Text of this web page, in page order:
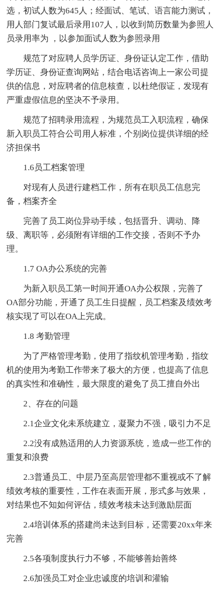
选，初试人数为645人；经面试、笔试、语言能力测试，
用人部门复试最后录用107人，以收到简历数量为参照人
员录用率为 ，以参加面试人数为参照录用
规范了对应聘人员学历证、身份证认定工作，借助
学历证、身份证查询网站，结合电话咨询上一家公司提
供的信息，对应聘者的信息核查，以杜绝假证，发现有
严重虚假信息的坚决不予录用。
规范了招聘录用流程，为规范员工入职流程，确保
新入职员工符合公司用人标准，个别岗位提供详细的经
济担保书
1.6员工档案管理
对现有人员进行建档工作，所有在职员工信息完
备，档案齐全
完善了员工岗位异动手续，包括晋升、调动、降
级、离职等，必须附有详细的工作交接，否则不予办
理。
1.7 OA办公系统的完善
为新入职员工第一时间开通OA办公权限，完善了
OA部分功能，开通了员工生日提醒，员工档案及绩效考
核实现了可以在OA上完成。
1.8 考勤管理
为了严格管理考勤，使用了指纹机管理考勤，指纹
机的使用为考勤工作带来了极大的方便，也提高了信息
的真实性和准确性，最大限度的避免了员工擅自外出
2、存在的问题
2.1企业文化未系统建立，凝聚力不强，吸引力不足
2.2没有成熟适用的人力资源系统，造成一些工作的
重复和浪费
2.3普通员工、中层乃至高层管理都不重视或不了解
绩效考核的重要性，工作在表面开展，形式多与效果，
对结果也不知如何评估，绩效考核未达到激励层面
2.4培训体系的搭建尚未达到目标，还需要20xx年来
完善
2.5各项制度执行力不够，不能够善始善终
2.6加强员工对企业忠诚度的培训和灌输